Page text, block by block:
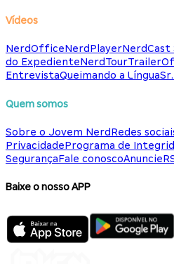
Vídeos
NerdOfficeNerdPlayerNerdCast
do ExpedienteNerdTour
EntrevistaQueimando a Língua
Quem somos
Sobre o Jovem NerdRedes
PrivacidadePrograma de
SegurançaFale conoscoAnuncie
Baixe o nosso APP